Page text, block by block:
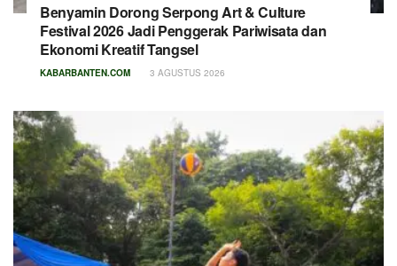
Benyamin Dorong Serpong Art & Culture
Festival 2026 Jadi Penggerak Pariwisata dan
Ekonomi Kreatif Tangsel
KABARBANTEN.COM 3 AGUSTUS 2026